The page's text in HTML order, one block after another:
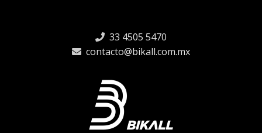
33 4505 5470
contacto@bikall.com.mx